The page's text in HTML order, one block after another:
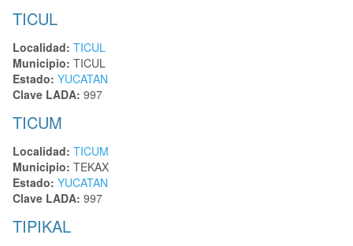
TICUL
Localidad: TICUL
Municipio: TICUL
Estado: YUCATAN
Clave LADA: 997
TICUM
Localidad: TICUM
Municipio: TEKAX
Estado: YUCATAN
Clave LADA: 997
TIPIKAL